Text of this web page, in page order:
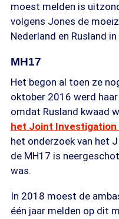
moest melden is
volgens Jones de
Nederland en Rusland
MH17
Het begon al toen ze
oktober 2016 werd
omdat Rusland kwaad
het Joint Investigation
het onderzoek van het
de MH17 is
was.
In 2018 moest de
één jaar melden op dit